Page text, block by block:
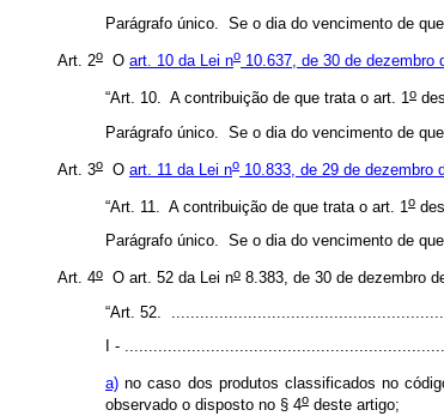
Parágrafo único. Se o dia do vencimento de
Art. 2o O art. 10 da Lei no 10.637, de 30 de dezembro
“Art. 10. A contribuição de que trata o art. 1o
Parágrafo único. Se o dia do vencimento de
Art. 3o O art. 11 da Lei no 10.833, de 29 de dezembro
“Art. 11. A contribuição de que trata o art. 1o
Parágrafo único. Se o dia do vencimento de
Art. 4o O art. 52 da Lei no 8.383, de 30 de dezembro
“Art. 52.
I -
a) no caso dos produtos classificados no
observado o disposto no § 4o deste artigo;